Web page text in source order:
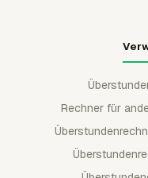
Rechner für